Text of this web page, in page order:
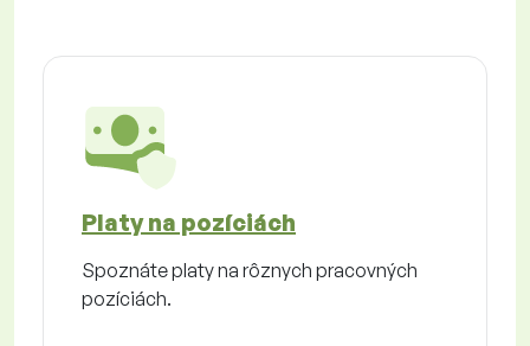
Platy na pozíciách
Spoznáte platy na rôznych pracovných
pozíciách.